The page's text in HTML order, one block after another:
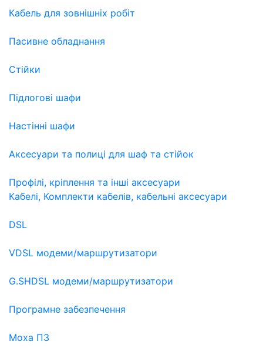
Кабель для зовнішніх робіт
Пасивне обладнання
Стійки
Підлогові шафи
Настінні шафи
Аксесуари та полиці для шаф та стійок
Профілі, кріплення та інші аксесуари
Кабелі, Комплекти кабелів, кабельні аксесуари
DSL
VDSL модеми/маршрутизатори
G.SHDSL модеми/маршрутизатори
Програмне забезпечення
Moxa ПЗ